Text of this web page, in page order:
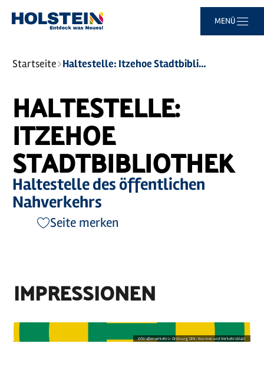
MENÜ
Sie
sind
Startseite Haltestelle: Itzehoe Stadtbibliothek
HALTESTELLE:
ITZEHOE
STADTBIBLIOTHEK
Haltestelle des öffentlichen
Nahverkehrs
Seite merken
IMPRESSIONEN
©Straßenverkehrs-Ordnung, DIN-Normen und Verkehrsblatt